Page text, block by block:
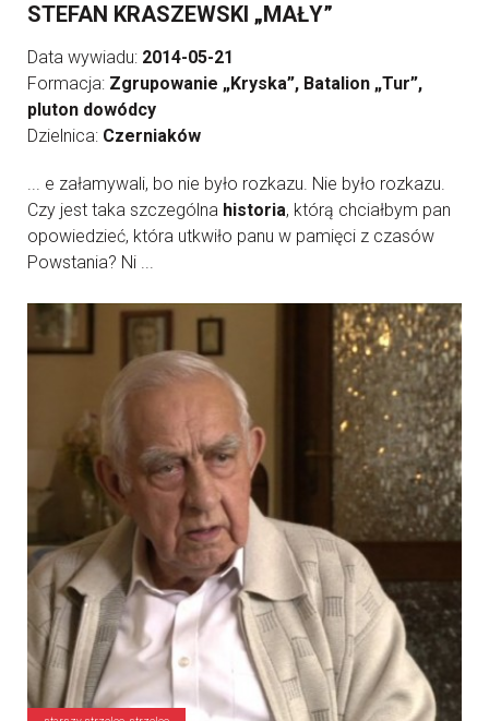
STEFAN KRASZEWSKI „MAŁY”
Data wywiadu: 2014-05-21
Formacja: Zgrupowanie „Kryska”, Batalion „Tur”,
pluton dowódcy
Dzielnica: Czerniaków
... e załamywali, bo nie było rozkazu. Nie było rozkazu.
Czy jest taka szczególna historia, którą chciałbym pan
opowiedzieć, która utkwiło panu w pamięci z czasów
Powstania? Ni ...